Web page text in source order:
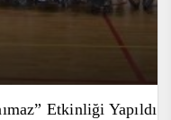
Etkinliği Yapıldı